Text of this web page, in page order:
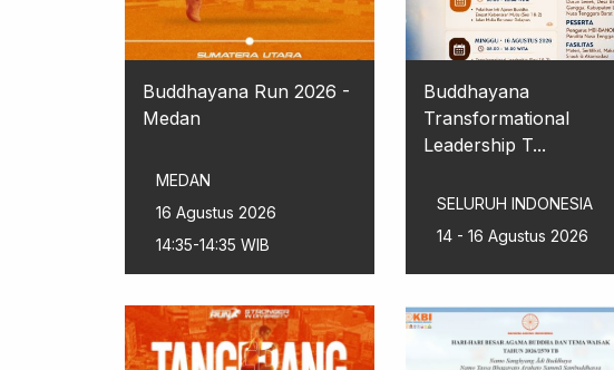
Buddhayana Run 2026 -
Medan
MEDAN
16 Agustus 2026
14:35-14:35 WIB
Buddhayana
Transformational
Leadership T...
SELURUH INDONESIA
14 - 16 Agustus 2026